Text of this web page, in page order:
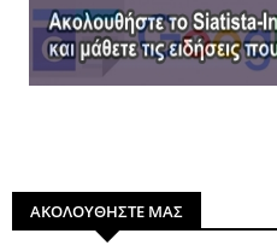
ΑΚΟΛΟΥΘΗΣΤΕ ΜΑΣ